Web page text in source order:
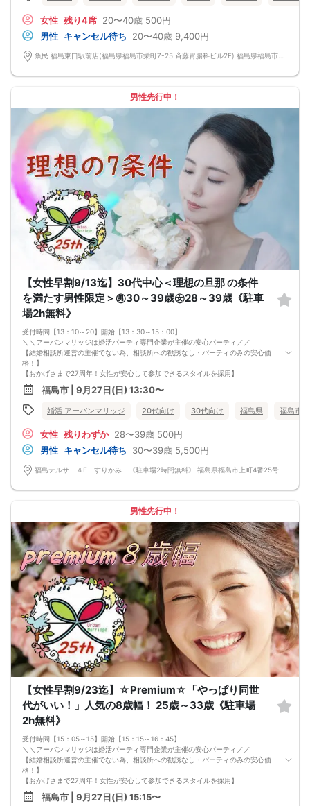
返却されるので安心です。
■最少催行人数
男女2対2
■中止判断タイミング
前日20時、または開催6時間前の時点で最少開催人数に満たない場合
→ お酒が飲めない方にはソフトドリンクも豊富にご用意しています！
女性 残り4席 20〜40歳 500円
男性 キャンセル待ち 20〜40歳 9,400円
男性先行中！
【女性早割9/13迄】30代中心＜理想の旦那 の条件
を満たす男性限定＞㊚30～39歳㊛28～39歳《駐車
場2h無料》
受付時間【13：10～20】開始【13：30～15：00】
＼＼アーバンマリッジは婚活パーティ専門企業が主催の安心パーティ／／
【結婚相談所運営の主催でない為、相談所への勧誘なし・パーティのみの安心価
格！】
【おかげさまで27周年！女性が安心して参加できるスタイルを採用】
・フリータイムなし・人前での告白なし
・女性の移動なし
・女性先退出の出待ちNG対応
・連絡先交換自由・交換強要NG 等
◆◇第一印象はシステム分析で明瞭なカップル指名サポート※オリジナル 天使の
カード発行
◆◇ドレスコードなし！カジュアルスタイルでＯＫ！
◆◇男女バランス調整 最大でも±3名様までに調整いたします。
【人数調整が必要な企画ですので予定確定の上ご予約お願いいたします。キャン
ます。必ずキャンセルポリシーをご確認ください。】
各最低3名様以上の異性の方と出会える企画です。
【中止判断タイミング】
開始時間の最低4時間前
福島市 | 9月27日(日) 13:30〜
婚活 アーバンマリッジ 20代向け 30代向け 福島県 福島市
女性 残りわずか 28〜39歳 500円
男性 キャンセル待ち 30〜39歳 5,500円
福島テルサ ４F すりかみ 《駐車場2時間無料》 福島県福島市上町4番25号
男性先行中！
【女性早割9/23迄】☆Premium☆「やっぱり同世
代がいい！」人気の8歳幅！ 25歳～33歳《駐車場
2h無料》
受付時間【15：05～15】開始【15：15～16：45】
＼＼アーバンマリッジは婚活パーティ専門企業が主催の安心パーティ／／
【結婚相談所運営の主催でない為、相談所への勧誘なし・パーティのみの安心価
格！】
【おかげさまで27周年！女性が安心して参加できるスタイルを採用】
・フリータイムなし・人前での告白なし
・女性の移動なし
福島市 | 9月27日(日) 15:15〜